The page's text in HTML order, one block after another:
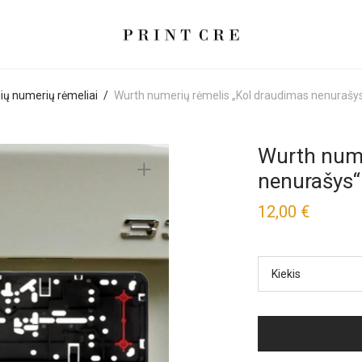
numerių rėmeliai / Wurth numerių rėmelis „Kol draudimas
Wurth
nenurašys“
12,00 €
Kiekis